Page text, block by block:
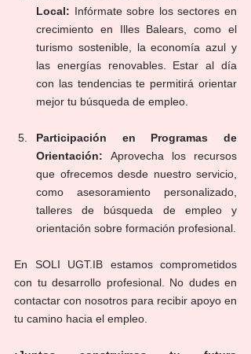
Local: Infórmate sobre los sectores en
crecimiento en Illes Balears, como el
turismo sostenible, la economía azul y
las energías renovables. Estar al día
con las tendencias te permitirá orientar
mejor tu búsqueda de empleo.
Participación en Programas de
Orientación: Aprovecha los recursos
que ofrecemos desde nuestro servicio,
como asesoramiento personalizado,
talleres de búsqueda de empleo y
orientación sobre formación profesional.
En SOLI UGT.IB estamos comprometidos
con tu desarrollo profesional. No dudes en
contactar con nosotros para recibir apoyo en
tu camino hacia el empleo.